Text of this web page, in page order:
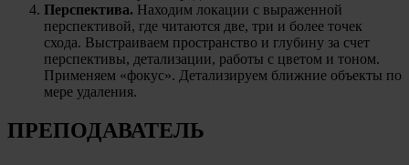
Перспектива. Находим локации с выраженной
перспективой, где читаются две, три и более точек
схода. Выстраиваем пространство и глубину за счет
перспективы, детализации, работы с цветом и тоном.
Применяем «фокус». Детализируем ближние объекты по
мере удаления.
ПРЕПОДАВАТЕЛЬ